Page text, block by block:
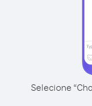
Selecione